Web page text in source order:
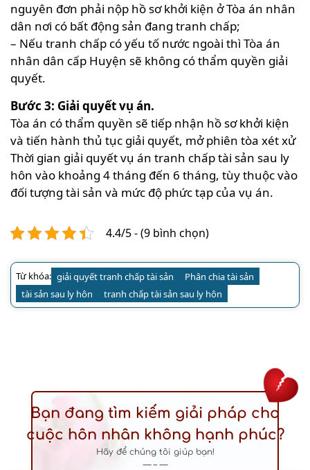
nguyên đơn phải nộp hồ sơ khởi kiện ở Tòa án nhân
dân nơi có bất động sản đang tranh chấp;
– Nếu tranh chấp có yếu tố nước ngoài thì Tòa án
nhân dân cấp Huyện sẽ không có thẩm quyền giải
quyết.
Bước 3: Giải quyết vụ án.
Tòa án có thẩm quyền sẽ tiếp nhận hồ sơ khởi kiện
và tiến hành thủ tục giải quyết, mở phiên tòa xét xử
Thời gian giải quyết vụ án tranh chấp tài sản sau ly
hôn vào khoảng 4 tháng đến 6 tháng, tùy thuộc vào
đối tượng tài sản và mức độ phức tạp của vụ án.
4.4/5 - (9 bình chọn)
Từ khóa: giải quyết tranh chấp tài sản
Phân chia tài sản
tài sản sau ly hôn
tranh chấp tài sản sau ly hôn
Bạn đang tìm kiếm giải pháp cho
cuộc hôn nhân không hạnh phúc?
Hãy để chúng tôi giúp bạn!
— – —